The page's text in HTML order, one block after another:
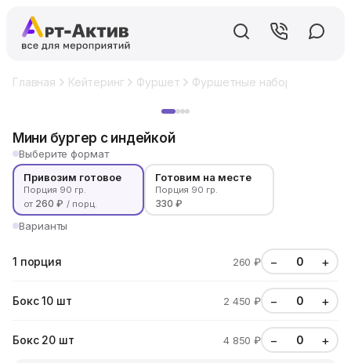
Главная Кейтеринг Фуршет Фуршетные наборы
Мини бургер с индейкой
Выберите формат
Привозим готовое
Порция 90 гр.
от 260 ₽ / порц.
Готовим на месте
Порция 90 гр.
330 ₽
Варианты
1 порция 260 ₽ − +
Бокс 10 шт 2 450 ₽ − +
Бокс 20 шт 4 850 ₽ − +